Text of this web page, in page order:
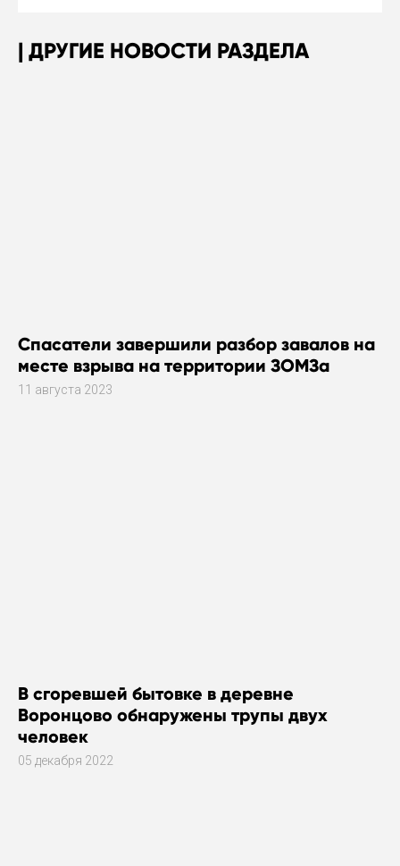
ДРУГИЕ НОВОСТИ РАЗДЕЛА
Спасатели завершили разбор завалов на
месте взрыва на территории ЗОМЗа
11 августа 2023
В сгоревшей бытовке в деревне
Воронцово обнаружены трупы двух
человек
05 декабря 2022